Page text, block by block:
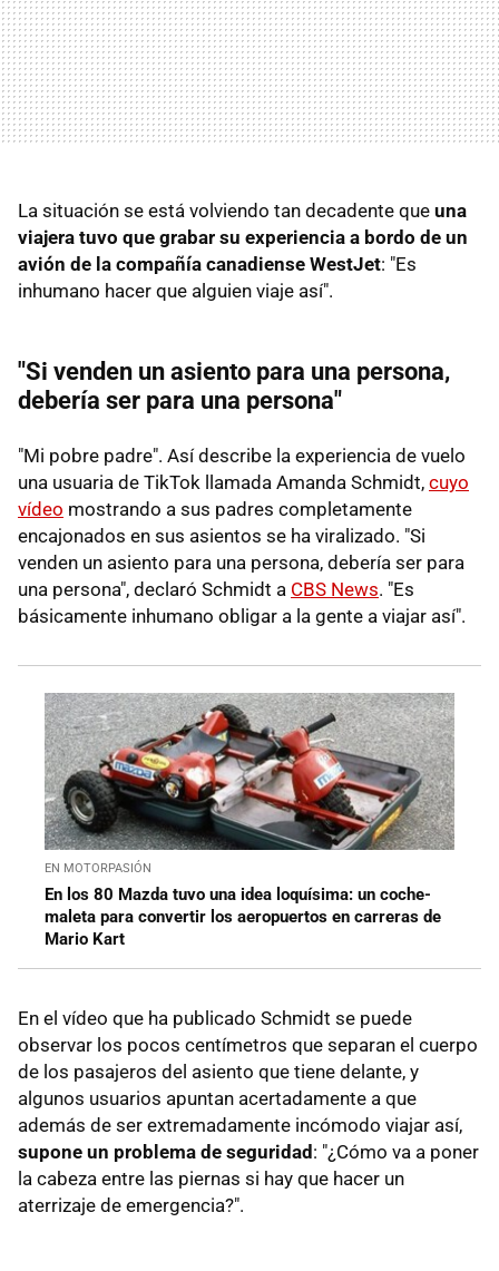
La situación se está volviendo tan decadente que una
viajera tuvo que grabar su experiencia a bordo de un
avión de la compañía canadiense WestJet: "Es
inhumano hacer que alguien viaje así".
"Si venden un asiento para una persona,
debería ser para una persona"
"Mi pobre padre". Así describe la experiencia de vuelo
una usuaria de TikTok llamada Amanda Schmidt, cuyo
vídeo mostrando a sus padres completamente
encajonados en sus asientos se ha viralizado. "Si
venden un asiento para una persona, debería ser para
una persona", declaró Schmidt a CBS News. "Es
básicamente inhumano obligar a la gente a viajar así".
EN MOTORPASIÓN
En los 80 Mazda tuvo una idea loquísima: un coche-
maleta para convertir los aeropuertos en carreras de
Mario Kart
En el vídeo que ha publicado Schmidt se puede
observar los pocos centímetros que separan el cuerpo
de los pasajeros del asiento que tiene delante, y
algunos usuarios apuntan acertadamente a que
además de ser extremadamente incómodo viajar así,
supone un problema de seguridad : "¿Cómo va a poner
la cabeza entre las piernas si hay que hacer un
aterrizaje de emergencia?".